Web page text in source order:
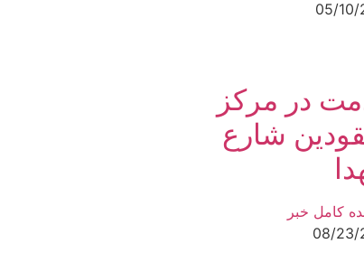
05/10/
در مرکز
شارع
کامل خبر
08/23/